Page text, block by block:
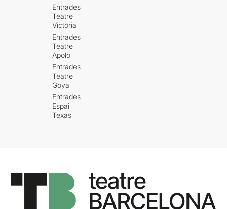
Entrades
Teatre
Victòria
Entrades
Teatre
Apolo
Entrades
Teatre
Goya
Entrades
Espai
Texas